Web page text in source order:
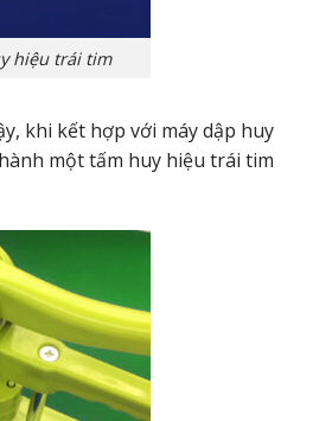
hiệu trái tim
khi kết hợp với máy dập huy
một tấm huy hiệu trái tim